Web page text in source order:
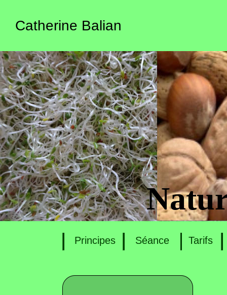
Principes Tarifs
Séance
Catherine Balian